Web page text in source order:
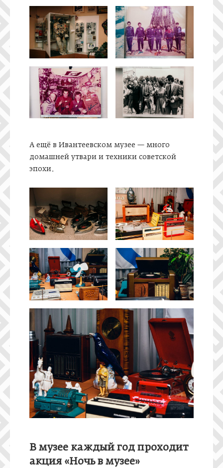
А ещё в Ивантеевском музее — много
домашней утвари и техники советской
эпохи.
В музее каждый год проходит
акция «Ночь в музее»